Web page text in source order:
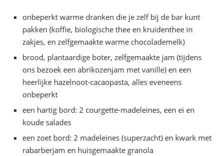
onbeperkt warme dranken die je zelf bij de bar kunt
pakken (koffie, biologische thee en kruidenthee in
zakjes, en zelfgemaakte warme chocolademelk)
brood, plantaardige boter, zelfgemaakte jam (tijdens
ons bezoek een abrikozenjam met vanille) en een
heerlijke hazelnoot-cacaopasta, alles eveneens
onbeperkt
een hartig bord: 2 courgette-madeleines, een ei en
koude salades
een zoet bord: 2 madeleines (superzacht) en kwark met
rabarberjam en huisgemaakte granola